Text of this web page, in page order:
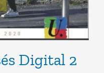
Digital 2